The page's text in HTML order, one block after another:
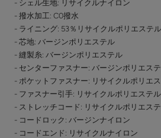
- シェル生地: リサイクルナイロン
- 撥水加工: C0撥水
- ライニング: 53％リサイクルポリエステル
- 芯地: バージンポリエステル
- 縫製糸: バージンポリエステル
- センターファスナー: バージンポリエス
- ポケットファスナー: リサイクルポリエ
- ファスナー引手: リサイクルポリエステル
- ストレッチコード: リサイクルポリエス
- コードロック: バージンナイロン
- コードエンド: リサイクルナイロン